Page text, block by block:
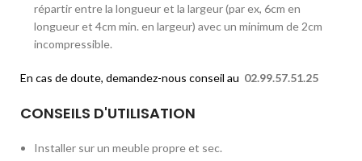
répartir entre la longueur et la largeur (par ex, 6cm en
longueur et 4cm min. en largeur) avec un minimum de 2cm
incompressible.
En cas de doute, demandez-nous conseil au 02.99.57.51.25
CONSEILS D'UTILISATION
Installer sur un meuble propre et sec.